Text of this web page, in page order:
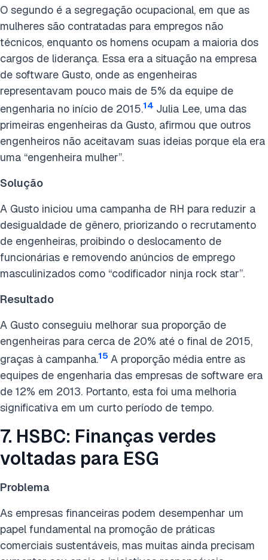
O segundo é a segregação ocupacional, em que as
mulheres são contratadas para empregos não
técnicos, enquanto os homens ocupam a maioria dos
cargos de liderança. Essa era a situação na empresa
de software Gusto, onde as engenheiras
representavam pouco mais de 5% da equipe de
engenharia no início de 2015.14 Julia Lee, uma das
primeiras engenheiras da Gusto, afirmou que outros
engenheiros não aceitavam suas ideias porque ela era
uma “engenheira mulher”.
Solução
A Gusto iniciou uma campanha de RH para reduzir a
desigualdade de gênero, priorizando o recrutamento
de engenheiras, proibindo o deslocamento de
funcionárias e removendo anúncios de emprego
masculinizados como “codificador ninja rock star”.
Resultado
A Gusto conseguiu melhorar sua proporção de
engenheiras para cerca de 20% até o final de 2015,
graças à campanha.15 A proporção média entre as
equipes de engenharia das empresas de software era
de 12% em 2013. Portanto, esta foi uma melhoria
significativa em um curto período de tempo.
7. HSBC: Finanças verdes
voltadas para ESG
Problema
As empresas financeiras podem desempenhar um
papel fundamental na promoção de práticas
comerciais sustentáveis, mas muitas ainda precisam